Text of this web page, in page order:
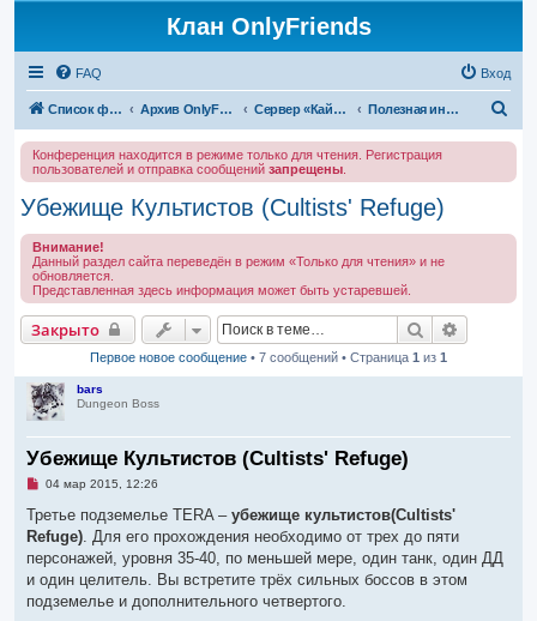
Клан OnlyFriends
FAQ Вход
Список форумов Архив OnlyFriends Сервер «Кайатор» Полезная информация
Конференция находится в режиме только для чтения. Регистрация
пользователей и отправка сообщений запрещены
Убежище Культистов (Cultists' Refuge)
Внимание!
Данный раздел сайта переведён в режим «Только для чтения» и не
обновляется.
Представленная здесь информация может быть устаревшей.
Закрыто Поиск
Первое новое сообщение • 7 сообщений • Страница 1 из 1
bars
Dungeon Boss
Убежище Культистов (Cultists' Refuge)
Н
п
о
ч
и
т
а
н
04 мар 2015, 12:26
Третье подземелье TERA – убежище культистов(Cultists'
Refuge). Для его прохождения необходимо от трех до пяти
персонажей, уровня 35-40, по меньшей мере, один танк, один ДД
и один целитель. Вы встретите трёх сильных боссов в этом
подземелье и дополнительного четвертого.